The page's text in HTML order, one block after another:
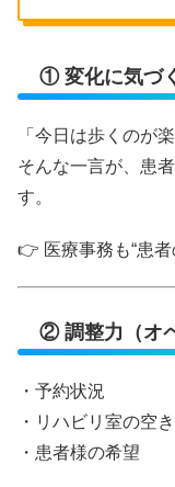
① 変化に気づ
「今日は歩くのが
そんな一言が、患
す。
👉 医療事務も“患
② 調整力（オ
・予約状況
・リハビリ室の空き
・患者様の希望